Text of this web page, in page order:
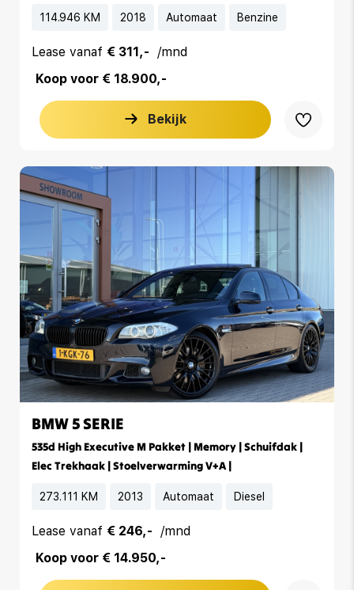
114.946 KM 2018 Automaat Benzine
Lease vanaf € 311,-
/mnd
Koop voor € 18.900,-
Bekijk
BMW 5 SERIE
535d High Executive M Pakket | Memory | Schuifdak |
Elec Trekhaak | Stoelverwarming V+A |
273.111 KM 2013 Automaat Diesel
Lease vanaf € 246,-
/mnd
Koop voor € 14.950,-